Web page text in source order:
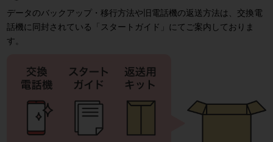
データのバックアップ・移行方法や旧電話機の返送方法は、交換電
話機に同封されている「スタートガイド」にてご案内しておりま
す。